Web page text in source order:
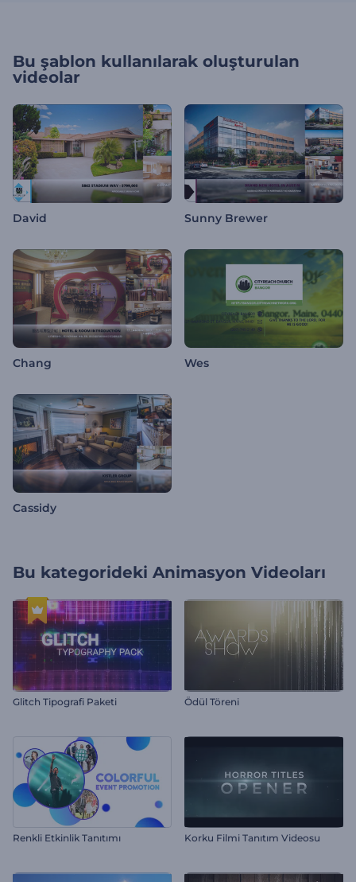
Bu şablon kullanılarak oluşturulan
videolar
David Sunny Brewer
Chang Wes
Cassidy
Bu kategorideki Animasyon Videoları
Glitch Tipografi Paketi Ödül Töreni
Renkli Etkinlik Tanıtımı Korku Filmi Tanıtım Videosu